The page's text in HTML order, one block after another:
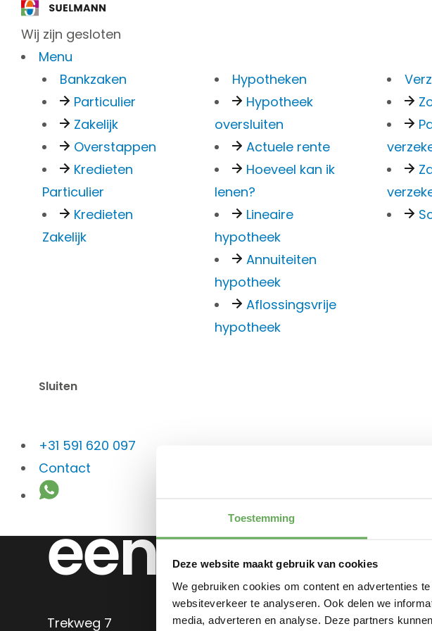
Toestemming
Deze website maakt gebruik van cookies
We gebruiken cookies om content en advertenties
websiteverkeer te analyseren. Ook delen we
media, adverteren en analyse. Deze partners
Wij zijn gesloten
Menu
Bankzaken
Particulier
Zakelijk
Overstappen
Kredieten
Particulier
Kredieten
Zakelijk
Hypotheken
Hypotheek
oversluiten
Actuele rente
Hoeveel kan ik
lenen?
Lineaire
hypotheek
Annuiteiten
hypotheek
Aflossingsvrije
hypotheek
Sluiten
+31 591 620 097
Contact
Bedankt
Gelukt! Het bericht is succesvol
naar het door jou opgegeven e-mailadres
behandeling. Ga terug naar de
Loop gerust
eens binnen
Trekweg 7
0591-620097